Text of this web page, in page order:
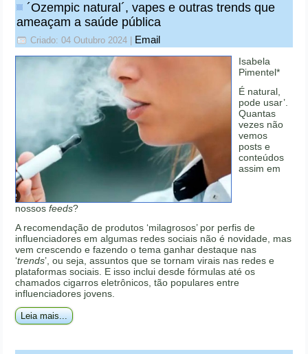
´Ozempic natural´, vapes e outras trends que
ameaçam a saúde pública
Criado: 04 Outubro 2024 Email
Isabela
Pimentel*
É natural,
pode usar’.
Quantas
vezes não
vemos
posts e
conteúdos
assim em
nossosfeeds?
A recomendação de produtos ‘milagrosos’ por perfis de
influenciadores em algumas redes sociais não é novidade, mas
vem crescendo e fazendo o tema ganhar destaque nas
‘trends’, ou seja, assuntos que se tornam virais nas redes e
plataformas sociais. E isso inclui desde fórmulas até os
chamados cigarros eletrônicos, tão populares entre
influenciadores jovens.
Leia mais...